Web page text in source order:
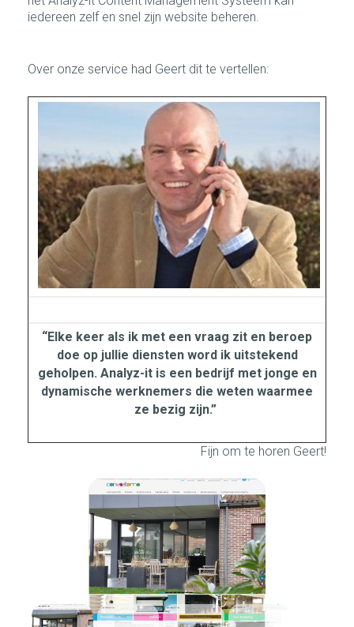
iedereen zelf en snel zijn website beheren.
Over onze service had Geert dit te vertellen:
“Elke keer als ik met een vraag zit en beroep
doe op jullie diensten word ik uitstekend
geholpen. Analyz-it is een bedrijf met jonge en
dynamische werknemers die weten waarmee
ze bezig zijn.”
Fijn om te horen Geert!